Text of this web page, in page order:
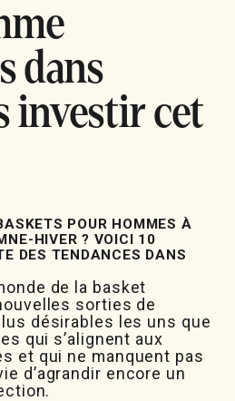
dans
investir cet
POUR HOMMES À
HIVER ? VOICI 10
DES TENDANCES DANS
de la basket
sorties de
désirables les uns que
qui s’alignent aux
et qui ne manquent pas
d’agrandir encore un